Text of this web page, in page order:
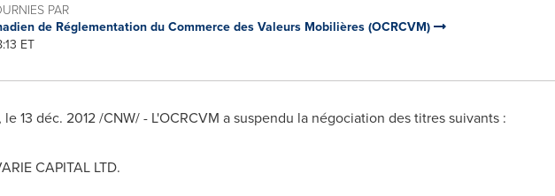
PAR
de Réglementation du Commerce des Valeurs Mobilières (OCRCVM)
ET
, le 13 déc. 2012 /CNW/ - L'OCRCVM a suspendu la négociation des titres suivants :
CAPITAL LTD.